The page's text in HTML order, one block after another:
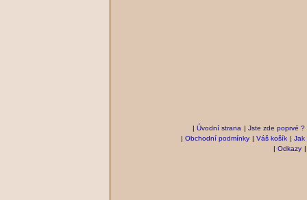
| Úvodní strana | Jste zde poprvé ?
| Obchodní podmínky | Váš košík | Jak
| Odkazy